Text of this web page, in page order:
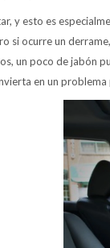
y esto es
si ocurre un
un poco de jabón
en un